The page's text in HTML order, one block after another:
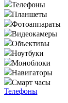
Телефоны
Планшеты
Фотоаппараты
Видеокамеры
Объективы
Ноутбуки
Моноблоки
Навигаторы
Смарт часы
Телефоны